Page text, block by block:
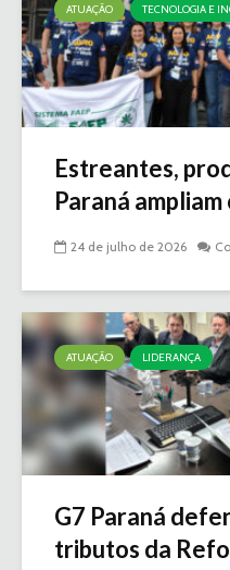
ATUAÇÃO TECNOLOGIA E
Estreantes,
Paraná
24 de julho de 2026
ATUAÇÃO LIDERANÇA
G7 Paraná
tributos da